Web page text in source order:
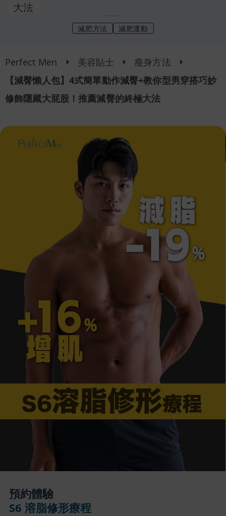
大法
減肥方法 減肥運動
Perfect Men 美容貼士
瘦身方法
【減臀懶人包】4式簡單動作減臀+教你型男穿搭巧妙
修飾隱藏大屁股！推薦減臀的終極大法
預約體驗
S6 溶脂修形療程